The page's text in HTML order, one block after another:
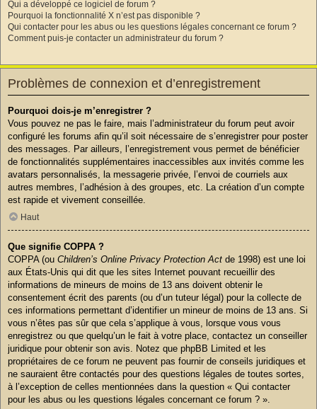
Qui a développé ce logiciel de forum ?
Pourquoi la fonctionnalité X n’est pas disponible ?
Qui contacter pour les abus ou les questions légales concernant ce forum ?
Comment puis-je contacter un administrateur du forum ?
Problèmes de connexion et d’enregistrement
Pourquoi dois-je m’enregistrer ?
Vous pouvez ne pas le faire, mais l’administrateur du forum peut avoir
configuré les forums afin qu’il soit nécessaire de s’enregistrer pour poster
des messages. Par ailleurs, l’enregistrement vous permet de bénéficier
de fonctionnalités supplémentaires inaccessibles aux invités comme les
avatars personnalisés, la messagerie privée, l’envoi de courriels aux
autres membres, l’adhésion à des groupes, etc. La création d’un compte
est rapide et vivement conseillée.
Haut
Que signifie COPPA ?
COPPA (ou Children’s Online Privacy Protection Act de 1998) est une loi
aux États-Unis qui dit que les sites Internet pouvant recueillir des
informations de mineurs de moins de 13 ans doivent obtenir le
consentement écrit des parents (ou d’un tuteur légal) pour la collecte de
ces informations permettant d’identifier un mineur de moins de 13 ans. Si
vous n’êtes pas sûr que cela s’applique à vous, lorsque vous vous
enregistrez ou que quelqu’un le fait à votre place, contactez un conseiller
juridique pour obtenir son avis. Notez que phpBB Limited et les
propriétaires de ce forum ne peuvent pas fournir de conseils juridiques et
ne sauraient être contactés pour des questions légales de toutes sortes,
à l’exception de celles mentionnées dans la question « Qui contacter
pour les abus ou les questions légales concernant ce forum ? ».